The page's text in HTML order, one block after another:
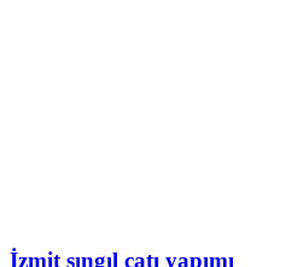
İzmit şıngıl çatı yapımı